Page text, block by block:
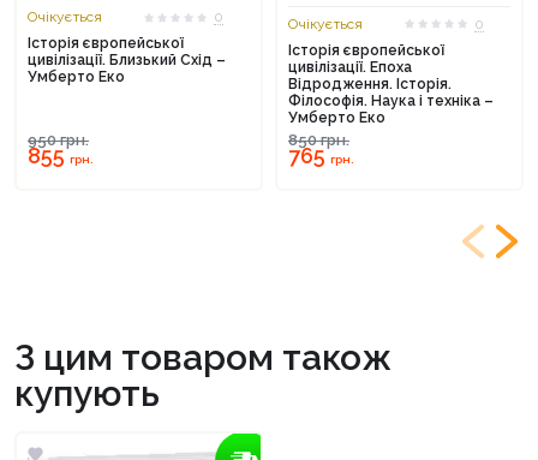
Очікується
0
Історія європейської
цивілізації. Близький Схід –
Умберто Еко
950грн.
855грн.
Очікується
0
Історія європейської
цивілізації. Епоха
Відродження. Історія.
Філософія. Наука і техніка –
Умберто Еко
850грн.
765грн.
З цим товаром також
купують